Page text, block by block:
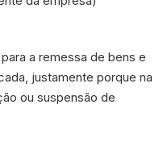
a remessa de bens e
justamente porque na
ou suspensão de